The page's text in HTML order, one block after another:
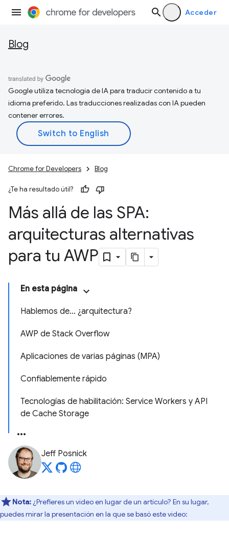
Acceder
Blog
Google utiliza tecnología de IA para traducir contenido a tu
idioma preferido. Las traducciones realizadas con IA pueden
contener errores.
Chrome for Developers Blog
¿Te ha resultado útil?
Más allá de las SPA:
arquitecturas alternativas
para tu AWP
En esta página
Hablemos de… ¿arquitectura?
AWP de Stack Overflow
Aplicaciones de varias páginas (MPA)
Confiablemente rápido
Tecnologías de habilitación: Service Workers y API
de Cache Storage
Jeff Posnick
Nota: ¿Prefieres un video en lugar de un artículo? En su lugar,
puedes mirar la presentación en la que se basó este video: